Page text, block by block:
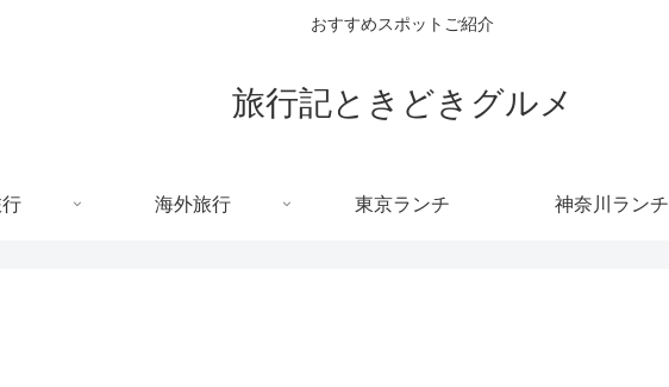
おすすめスポットご紹介
旅行記ときどきグルメ
海外旅行 東京ランチ 神奈川ランチ